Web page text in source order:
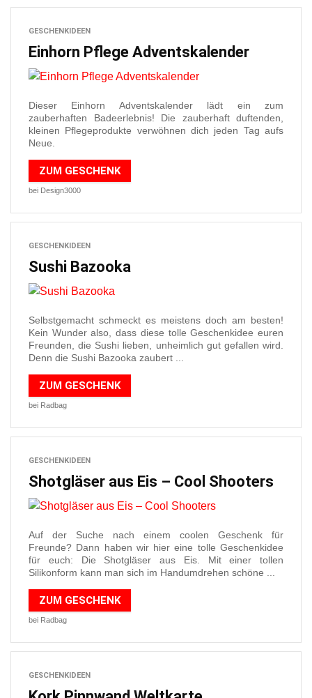
GESCHENKIDEEN
Einhorn Pflege Adventskalender
Dieser Einhorn Adventskalender lädt ein zum
zauberhaften Badeerlebnis! Die zauberhaft duftenden,
kleinen Pflegeprodukte verwöhnen dich jeden Tag aufs
Neue.
ZUM GESCHENK
bei Design3000
GESCHENKIDEEN
Sushi Bazooka
Selbstgemacht schmeckt es meistens doch am besten!
Kein Wunder also, dass diese tolle Geschenkidee euren
Freunden, die Sushi lieben, unheimlich gut gefallen wird.
Denn die Sushi Bazooka zaubert ...
ZUM GESCHENK
bei Radbag
GESCHENKIDEEN
Shotgläser aus Eis – Cool Shooters
Auf der Suche nach einem coolen Geschenk für
Freunde? Dann haben wir hier eine tolle Geschenkidee
für euch: Die Shotgläser aus Eis. Mit einer tollen
Silikonform kann man sich im Handumdrehen schöne ...
ZUM GESCHENK
bei Radbag
GESCHENKIDEEN